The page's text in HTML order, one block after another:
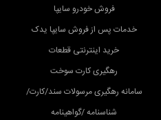
فروش خودرو سایپا
خدمات پس از فروش سایپا یدک
خرید اینترنتی قطعات
رهگیری کارت سوخت
سامانه رهگیری مرسولات سند/کارت/
شناسنامه /گواهینامه